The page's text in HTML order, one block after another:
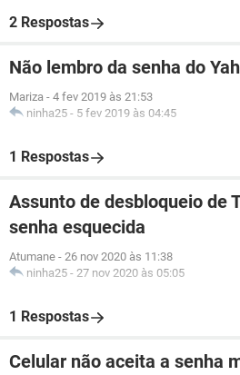
2 Respostas
Não lembro da senha do
Mariza - 4 fev 2019 às 21:53
ninha25 - 5 fev 2019 às 04:45
1 Respostas
Assunto de desbloqueio de
senha esquecida
Atumane - 26 nov 2020 às 11:38
ninha25 - 27 nov 2020 às 05:05
1 Respostas
Celular não aceita a senha